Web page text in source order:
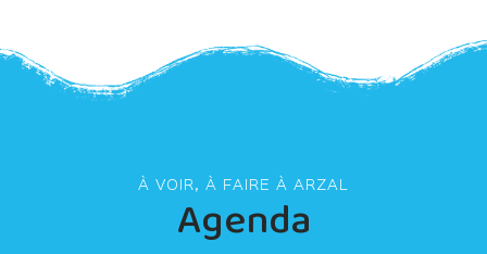
À VOIR, À FAIRE À ARZAL
Agenda